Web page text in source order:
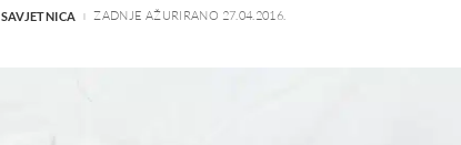
POSTED
SAVJETNICA ZADNJE AŽURIRANO 27.04.2016.